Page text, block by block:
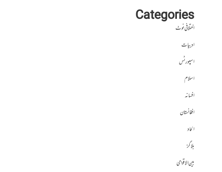
Categories
اختلافی نوٹ
ادبیات
اسپورٹس
اسلام
افسانہ
افغانستان
الحاد
بلاگز
بین الاقوامی